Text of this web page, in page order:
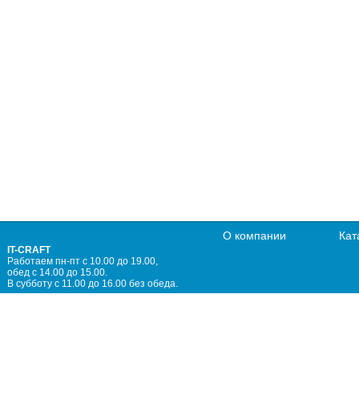
IT-CRAFT
Работаем пн-пт с 10.00 до 19.00,
обед с 14.00 до 15.00.
В субботу с 11.00 до 16.00 без обеда.
О компании